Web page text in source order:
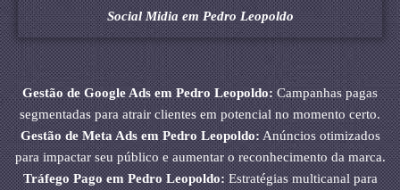
Social Midia em Pedro Leopoldo
Gestão de Google Ads em Pedro Leopoldo:Campanhas pagas
segmentadas para atrair clientes em potencial no momento certo.
Gestão de Meta Ads em Pedro Leopoldo:Anúncios otimizados
para impactar seu público e aumentar o reconhecimento da marca.
Tráfego Pago em Pedro Leopoldo:Estratégias multicanal para